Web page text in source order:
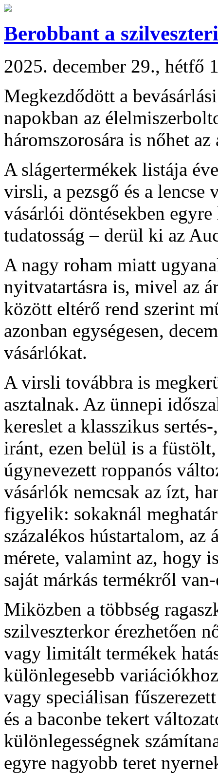
Berobbant a
2025. december 29., hétfő
Megkezdődött a
napokban az
háromszorosára is nőhet
A slágertermékek listája
virsli, a pezsgő és a lencse
vásárlói döntésekben
tudatosság – derül ki az
A nagy roham miatt
nyitvatartásra is, mivel az
között eltérő rend szerint
azonban egységesen,
vásárlókat.
A virsli továbbra is
asztalnak. Az ünnepi
kereslet a klasszikus
iránt, ezen belül is a
úgynevezett roppanós
vásárlók nemcsak az ízt,
figyelik: sokaknál
százalékos hústartalom, az
mérete, valamint az, hogy
saját márkás termékről
Miközben a többség
szilveszterkor érezhetően
vagy limitált termékek
különlegesebb
vagy speciálisan
és a baconbe tekert
különlegességnek
egyre nagyobb teret